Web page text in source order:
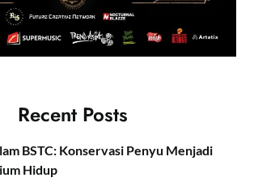
Recent Posts
BSTC: Konservasi Penyu Menjadi
Hidup